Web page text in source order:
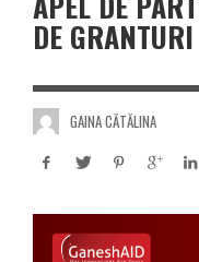
DE
GAINA CĂTĂLINA